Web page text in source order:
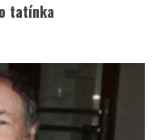
tatínka